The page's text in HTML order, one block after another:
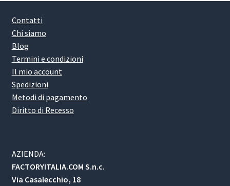
Contatti
Chi siamo
Blog
Termini e condizioni
Il mio account
Spedizioni
Metodi di pagamento
Diritto di Recesso
AZIENDA:
FACTORYITALIA.COM S.n.c.
Via Casalecchio, 18